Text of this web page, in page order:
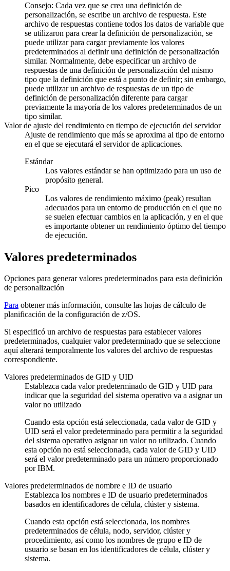
Consejo: Cada vez que se crea una definición de
personalización, se escribe un archivo de respuesta. Este
archivo de respuestas contiene todos los datos de variable que
se utilizaron para crear la definición de personalización, se
puede utilizar para cargar previamente los valores
predeterminados al definir una definición de personalización
similar. Normalmente, debe especificar un archivo de
respuestas de una definición de personalización del mismo
tipo que la definición que está a punto de definir; sin embargo,
puede utilizar un archivo de respuestas de un tipo de
definición de personalización diferente para cargar
previamente la mayoría de los valores predeterminados de un
tipo similar.
Valor de ajuste del rendimiento en tiempo de ejecución del servidor
Ajuste de rendimiento que más se aproxima al tipo de entorno
en el que se ejecutará el servidor de aplicaciones.
Estándar
Los valores estándar se han optimizado para un uso de
propósito general.
Pico
Los valores de rendimiento máximo (peak) resultan
adecuados para un entorno de producción en el que no
se suelen efectuar cambios en la aplicación, y en el que
es importante obtener un rendimiento óptimo del tiempo
de ejecución.
Valores predeterminados
Opciones para generar valores predeterminados para esta definición
de personalización
Para obtener más información, consulte las hojas de cálculo de
planificación de la configuración de z/OS.
Si especificó un archivo de respuestas para establecer valores
predeterminados, cualquier valor predeterminado que se seleccione
aquí alterará temporalmente los valores del archivo de respuestas
correspondiente.
Valores predeterminados de GID y UID
Establezca cada valor predeterminado de GID y UID para
indicar que la seguridad del sistema operativo va a asignar un
valor no utilizado
Cuando esta opción está seleccionada, cada valor de GID y
UID será el valor predeterminado para permitir a la seguridad
del sistema operativo asignar un valor no utilizado. Cuando
esta opción no está seleccionada, cada valor de GID y UID
será el valor predeterminado para un número proporcionado
por IBM.
Valores predeterminados de nombre e ID de usuario
Establezca los nombres e ID de usuario predeterminados
basados en identificadores de célula, clúster y sistema.
Cuando esta opción está seleccionada, los nombres
predeterminados de célula, nodo, servidor, clúster y
procedimiento, así como los nombres de grupo e ID de
usuario se basan en los identificadores de célula, clúster y
sistema.